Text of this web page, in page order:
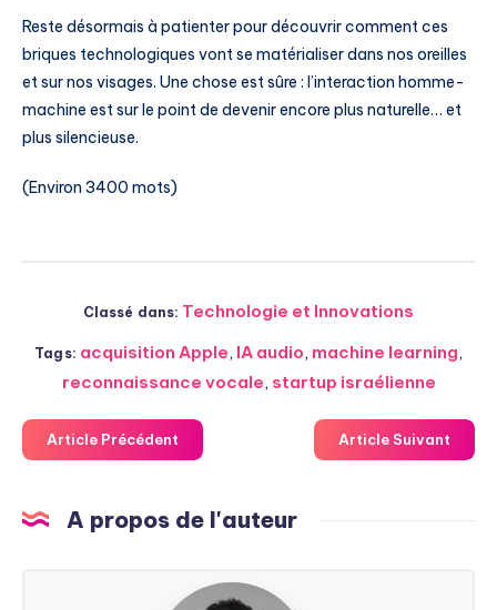
Reste désormais à patienter pour découvrir comment ces
briques technologiques vont se matérialiser dans nos oreilles
et sur nos visages. Une chose est sûre : l’interaction homme-
machine est sur le point de devenir encore plus naturelle… et
plus silencieuse.
(Environ 3400 mots)
Classé dans: Technologie et Innovations
Tags: acquisition Apple, IA audio, machine learning,
reconnaissance vocale, startup israélienne
Article Précédent Article Suivant
A propos de l'auteur
Steven